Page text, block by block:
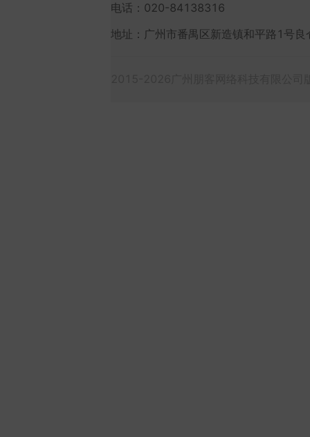
电话：020-84138316
地址：广州市番禺区新造镇和平路1号